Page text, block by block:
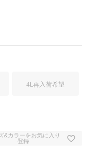
4L再入荷希望
&カラーをお気に入り
登録